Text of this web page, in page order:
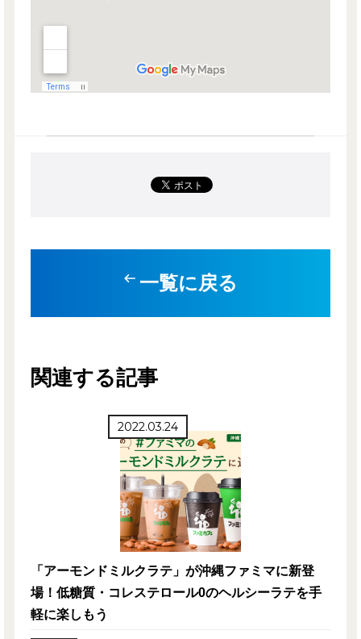
一覧に戻る
関連する記事
2022.03.24
「アーモンドミルクラテ」が沖縄ファミマに新登
場！低糖質・コレステロール0のヘルシーラテを手
軽に楽しもう